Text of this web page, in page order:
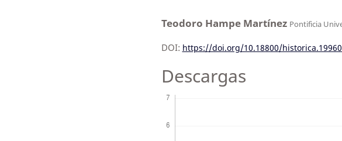
Teodoro Hampe Martínez Pontificia
DOI: https://doi.org/10.18800/
Descargas